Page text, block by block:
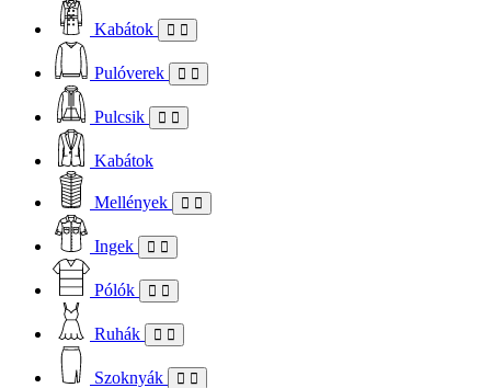
Kabátok
Pulóverek
Pulcsik
Kabátok
Mellények
Ingek
Pólók
Ruhák
Szoknyák